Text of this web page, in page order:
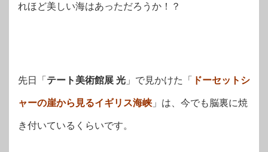
れほど美しい海はあっただろうか！？
先日「 テート美術館展 光 」で見かけた「 ドーセットシ
ャーの崖から見るイギリス海峡 」は、今でも脳裏に焼
き付いているくらいです。